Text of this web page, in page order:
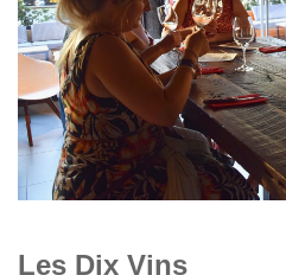
Les Dix Vins